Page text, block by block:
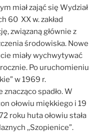
miał zająć się Wydział
60 XX w. zakład
związaną głównie z
środowiska. Nowe
miały wychwytywać
Po uruchomieniu
w 1969 r.
spadło. W
ołowiu miękkiego i 19
roku huta ołowiu stała
,,Szopienice”.